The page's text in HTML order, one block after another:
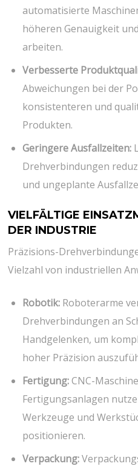
automatisierte
höheren Genauigkeit
arbeiten.
Verbesserte
Abweichungen bei der
konsistenteren und
Produkten.
Geringere Ausfallzeiten:
Drehverbindungen
und ungeplante
VIELFÄLTIGE
DER INDUSTRIE
Präzisions-
Vielzahl von industriellen
Robotik: Roboterarme
Drehverbindungen an
Handgelenken, um
hoher Präzision
Fertigung:CNC-
Fertigungsanlagen
Werkzeuge und
positionieren.
Verpackung: